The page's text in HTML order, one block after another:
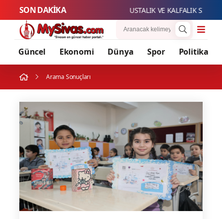
SON DAKİKA USTALIK VE KALFALIK SINAV
Güncel Ekonomi Dünya Spor Politika
Arama Sonuçları